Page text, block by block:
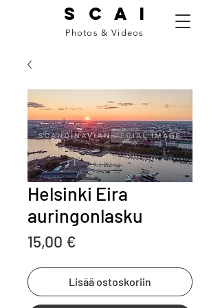
S C A I
Photos & Videos
Helsinki Eira
auringonlasku
15,00 €
Lisää ostoskoriin